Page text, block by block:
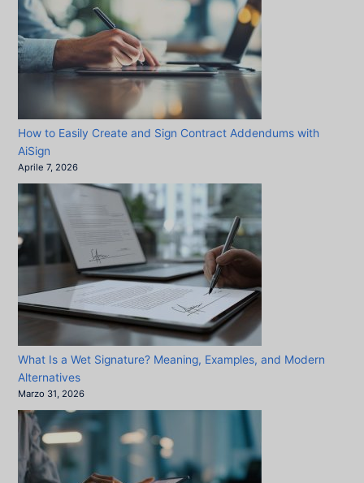
How to Easily Create and Sign Contract Addendums with
AiSign
Aprile 7, 2026
What Is a Wet Signature? Meaning, Examples, and Modern
Alternatives
Marzo 31, 2026